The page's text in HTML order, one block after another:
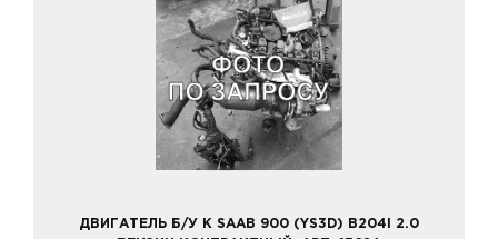
ДВИГАТЕЛЬ Б/У К SAAB 900 (YS3D) B204I 2.0